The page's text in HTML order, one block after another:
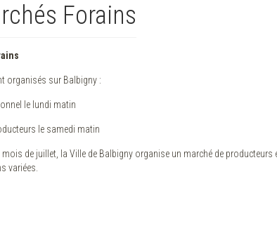
Forains
organisés sur Balbigny :
le lundi matin
le samedi matin
mois de juillet, la Ville de Balbigny organise un marché de producteurs
variées.